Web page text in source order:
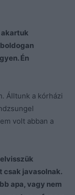
akartuk
Én
Álltunk a kórházi
volt abban a
csak javasolnak.
apa, vagy nem